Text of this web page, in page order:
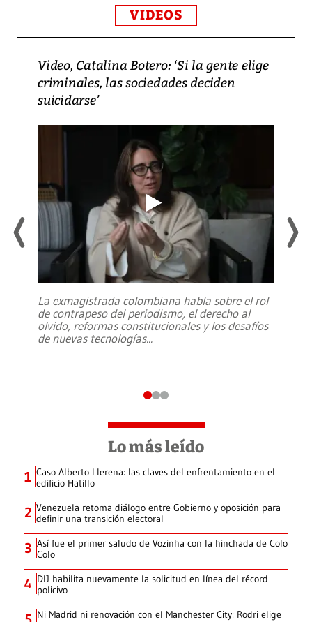
VIDEOS
Video, Catalina Botero: ‘Si la gente elige
criminales, las sociedades deciden
suicidarse’
La exmagistrada colombiana habla sobre el rol
de contrapeso del periodismo, el derecho al
olvido, reformas constitucionales y los desafíos
de nuevas tecnologías...
Lo más leído
1 Caso Alberto Llerena: las claves del enfrentamiento en el
edificio Hatillo
2 Venezuela retoma diálogo entre Gobierno y oposición para
definir una transición electoral
3 Así fue el primer saludo de Vozinha con la hinchada de Colo
Colo
4 DIJ habilita nuevamente la solicitud en línea del récord
policivo
Ni Madrid ni renovación con el Manchester City: Rodri elige